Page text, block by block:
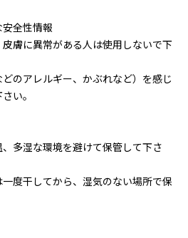
全性情報
皮膚に異常がある人は使用しないで下
のアレルギー、かぶれなど）を感じ
い。
、多湿な環境を避けて保管して下さ
一度干してから、湿気のない場所で保